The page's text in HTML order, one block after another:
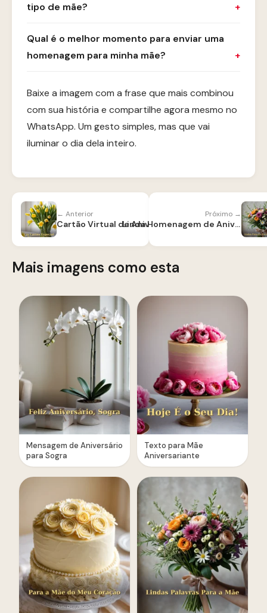
tipo de mãe?
Qual é o melhor momento para enviar uma
homenagem para minha mãe?
Baixe a imagem com a frase que mais combinou
com sua história e compartilhe agora mesmo no
WhatsApp. Um gesto simples, mas que vai
iluminar o dia dela inteiro.
← Anterior
Cartão Virtual de Aniversário para Mãe
Próximo →
Linda Homenagem de Aniversário para Mãe
Mais imagens como esta
Mensagem de Aniversário
para Sogra
Texto para Mãe
Aniversariante